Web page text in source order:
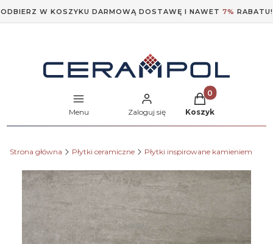
ODBIERZ W KOSZYKU DARMOWĄ DOSTAWĘ I NAWET 7% RABATU!
Menu Zaloguj się
Produkty w
Koszyk
Strona główna Płytki ceramiczne Płytki inspirowane kamieniem